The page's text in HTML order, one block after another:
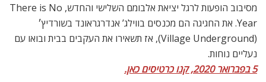
מסיבוב הופעות לרגל יציאת אלבומם השלישי והחדש, There is No
Year. את החגיגה הם מכנסים בווילג’ אנדרגראונד בשורדיץ׳
(Village Underground), אז תשאירו את העקבים בבית ובואו עם
נעליים נוחות.
5 בפברואר 2020, קנו כרטיסים כאן.